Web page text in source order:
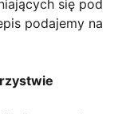
się pod
podajemy na